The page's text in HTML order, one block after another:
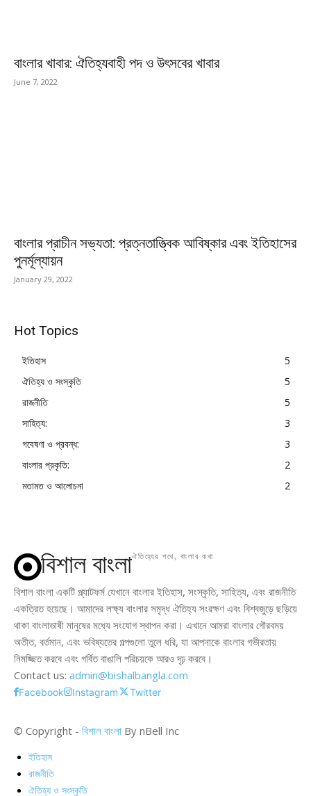
বাংলার খাবার: ঐতিহ্যবাহী পদ ও উৎসবের খাবার
June 7, 2022
বাংলার প্রাচীন সভ্যতা: প্রত্নতাত্ত্বিক আবিষ্কার এবং ইতিহাসের
পুনর্মূল্যায়ন
January 29, 2022
Hot Topics
ইতিহাস
5
ঐতিহ্য ও সংস্কৃতি
5
রাজনীতি
5
সাহিত্য:
3
গবেষণা ও প্রবন্ধ:
3
বাংলার প্রকৃতি:
2
মতামত ও আলোচনা
2
বিশাল বাংলাঐতিহ্যের পথে, বাংলার কথা
বিশাল বাংলা একটি প্ল্যাটফর্ম যেখানে বাংলার ইতিহাস, সংস্কৃতি, সাহিত্য, এবং রাজনীতি
একত্রিত হয়েছে। আমাদের লক্ষ্য বাংলার সমৃদ্ধ ঐতিহ্য সংরক্ষণ এবং বিশ্বজুড়ে ছড়িয়ে
থাকা বাংলাভাষী মানুষের মধ্যে সংযোগ স্থাপন করা। এখানে আমরা বাংলার গৌরবময়
অতীত, বর্তমান, এবং ভবিষ্যতের গল্পগুলো তুলে ধরি, যা আপনাকে বাংলার গভীরতায়
নিমজ্জিত করবে এবং গর্বিত বাঙালি পরিচয়কে আরও দৃঢ় করবে।
Contact us: admin@bishalbangla.com
Facebook Instagram Twitter
© Copyright - বিশাল বাংলা By nBell Inc
ইতিহাস
রাজনীতি
ঐতিহ্য ও সংস্কৃতি